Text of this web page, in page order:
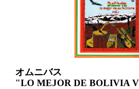
オムニバス
"LO MEJOR DE BOLIVIA